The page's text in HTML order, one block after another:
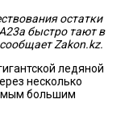
остатки
быстро тают в
Zakon.kz.
ледяной
несколько
большим